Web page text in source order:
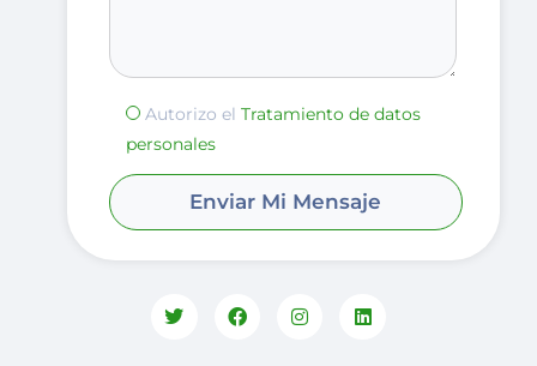
Autorizo el Tratamiento de datos
personales